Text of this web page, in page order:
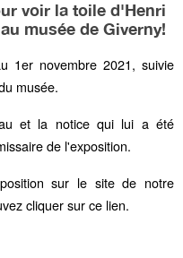
voir la toile d'Henri
musée de Giverny!
1er novembre 2021, suivie
musée.
et la notice qui lui a été
de l'exposition.
sur le site de notre
cliquer sur ce lien.